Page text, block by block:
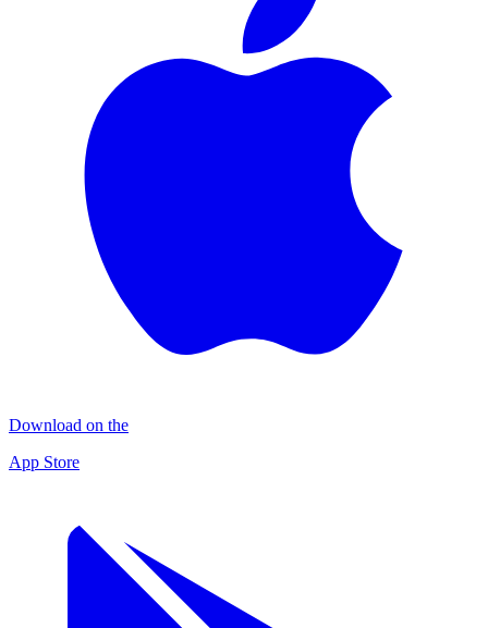
Download on the
App Store